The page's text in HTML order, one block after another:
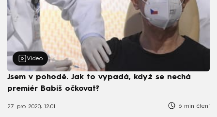
Video
Jsem v pohodě. Jak to vypadá, když se nechá
premiér Babiš očkovat?
27. pro 2020, 12:01 6 min čtení